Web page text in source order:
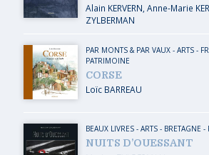
Alain KERVERN Anne-Marie
ZYLBERMAN
PAR MONTS & PAR VAUX- ARTS-
PATRIMOINE
CORSE
Loïc BARREAU
BEAUX LIVRES- ARTS- BRETAGNE -
NUITS D’OUESSANT